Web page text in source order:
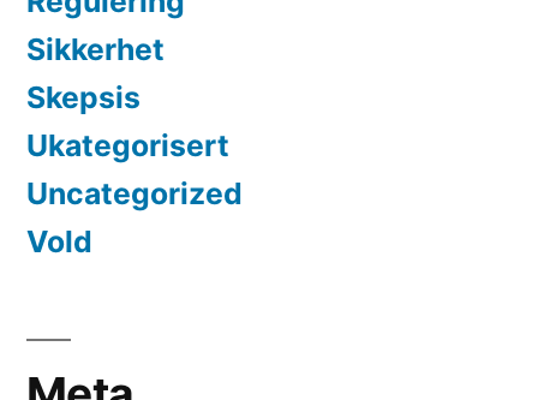
Sikkerhet
Skepsis
Ukategorisert
Uncategorized
Vold